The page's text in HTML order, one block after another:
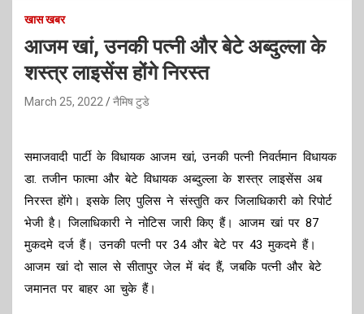
खास खबर
आजम खां, उनकी पत्नी और बेटे अब्दुल्ला के
शस्त्र लाइसेंस होंगे निरस्त
March 25, 2022 नैमिष टुडे
समाजवादी पार्टी के विधायक आजम खां, उनकी पत्नी निवर्तमान विधायक
डा. तजीन फात्मा और बेटे विधायक अब्दुल्ला के शस्त्र लाइसेंस अब
निरस्त होंगे। इसके लिए पुलिस ने संस्तुति कर जिलाधिकारी को रिपोर्ट
भेजी है। जिलाधिकारी ने नोटिस जारी किए हैं। आजम खां पर 87
मुकदमे दर्ज हैं। उनकी पत्नी पर 34 और बेटे पर 43 मुकदमे हैं।
आजम खां दो साल से सीतापुर जेल में बंद हैं, जबकि पत्नी और बेटे
जमानत पर बाहर आ चुके हैं।